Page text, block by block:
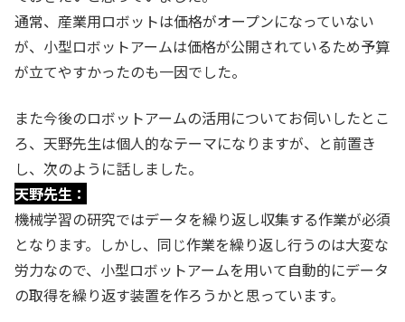
通常、産業用ロボットは価格がオープンになっていない
が、小型ロボットアームは価格が公開されているため予算
が立てやすかったのも一因でした。
また今後のロボットアームの活用についてお伺いしたとこ
ろ、天野先生は個人的なテーマになりますが、と前置き
し、次のように話しました。
天野先生：
機械学習の研究ではデータを繰り返し収集する作業が必須
となります。しかし、同じ作業を繰り返し行うのは大変な
労力なので、小型ロボットアームを用いて自動的にデータ
の取得を繰り返す装置を作ろうかと思っています。